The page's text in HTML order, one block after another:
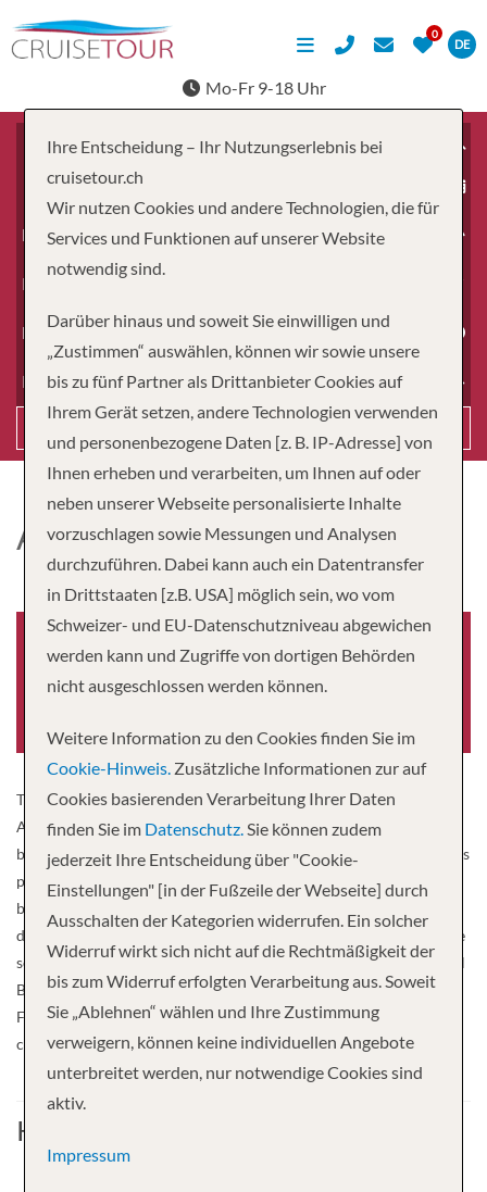
DE
Mo-Fr 9-18 Uhr
Erwachsene
Kinder
Dauer
Reiseart
AIDACOSMA
Baujahr
The secret is out: the name of our new family member is
AIDAcosma . A heavenly spacious pool deck, new restaurants,
bouldering on the sea, a fun park with indoor playground, children’s
pool and water slides over three decks – AIDAcosma combines the
best of AIDA with the wishes of young and old guests. You can
discover AIDAcosma on three travel routes . In weekly rotation she
sets course for the coast of Norway and some of the most beautiful
Baltic Sea cities . Both routes can be combined into 14-day trips.
From May 2021, the second LNG ship in the AIDA fleet will set
course for Northern Europe.
Kabine
Ihre Entscheidung – Ihr Nutzungserlebnis bei
cruisetour.ch
Wir nutzen Cookies und andere Technologien, die für
Services und Funktionen auf unserer Website
notwendig sind.
Darüber hinaus und soweit Sie einwilligen und
„Zustimmen“ auswählen, können wir sowie unsere
bis zu fünf Partner als Drittanbieter Cookies auf
Ihrem Gerät setzen, andere Technologien verwenden
und personenbezogene Daten [z. B. IP-Adresse] von
Ihnen erheben und verarbeiten, um Ihnen auf oder
neben unserer Webseite personalisierte Inhalte
vorzuschlagen sowie Messungen und Analysen
durchzuführen. Dabei kann auch ein Datentransfer
in Drittstaaten [z.B. USA] möglich sein, wo vom
Schweizer- und EU-Datenschutzniveau abgewichen
werden kann und Zugriffe von dortigen Behörden
nicht ausgeschlossen werden können.
Weitere Information zu den Cookies finden Sie im
Cookie-Hinweis. Zusätzliche Informationen zur auf
Cookies basierenden Verarbeitung Ihrer Daten
finden Sie im Datenschutz.Sie können zudem
jederzeit Ihre Entscheidung über "Cookie-
Einstellungen" [in der Fußzeile der Webseite] durch
Ausschalten der Kategorien widerrufen. Ein solcher
Widerruf wirkt sich nicht auf die Rechtmäßigkeit der
bis zum Widerruf erfolgten Verarbeitung aus. Soweit
Sie „Ablehnen“ wählen und Ihre Zustimmung
verweigern, können keine individuellen Angebote
unterbreitet werden, nur notwendige Cookies sind
aktiv.
Impressum